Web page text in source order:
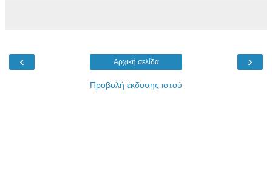
‹ ›
Αρχική σελίδα
Προβολή έκδοσης ιστού